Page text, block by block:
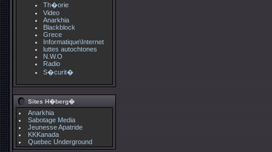
Th�orie
Video
Anarkhia
Blackblock
Grece
Informatique\Internet
luttes autochtones
N.W.O
Radio
S�curit�
Sites H�berg�
Anarkhia
Sabotage Media
Jeunesse Apatride
KKKanada
Quebec Underground